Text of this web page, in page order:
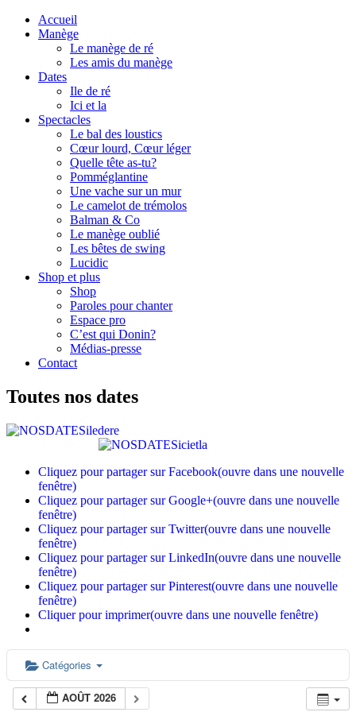
Accueil
Manège
Le manège de ré
Les amis du manège
Dates
Ile de ré
Ici et la
Spectacles
Le bal des loustics
Cœur lourd, Cœur léger
Quelle tête as-tu?
Pomméglantine
Une vache sur un mur
Le camelot de trémolos
Balman & Co
Le manège oublié
Les bêtes de swing
Lucidic
Shop et plus
Shop
Paroles pour chanter
Espace pro
C’est qui Donin?
Médias-presse
Contact
Toutes nos dates
Cliquez pour partager sur Facebook(ouvre dans une nouvelle
fenêtre)
Cliquez pour partager sur Google+(ouvre dans une nouvelle
fenêtre)
Cliquez pour partager sur Twitter(ouvre dans une nouvelle
fenêtre)
Cliquez pour partager sur LinkedIn(ouvre dans une nouvelle
fenêtre)
Cliquez pour partager sur Pinterest(ouvre dans une nouvelle
fenêtre)
Cliquer pour imprimer(ouvre dans une nouvelle fenêtre)
Catégories
AOÛT 2026